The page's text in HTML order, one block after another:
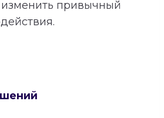
привычный